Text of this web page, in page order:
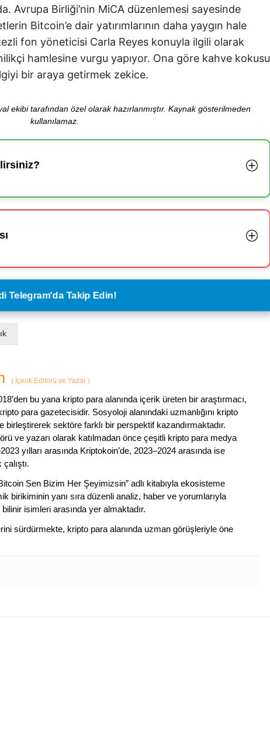
Avrupa Birliği’nin MiCA düzenlemesi sayesinde
Bitcoin’e dair yatırımlarının daha yaygın hale
fon yöneticisi Carla Reyes konuyla ilgili olarak
hamlesine vurgu yapıyor. Ona göre kahve kokusu
bir araya getirmek zekice.
ekibi tarafından özel olarak hazırlanmıştır. Kaynak gösterilmeden
kullanılamaz.
Telegram'da Takip Edin!
( İçerik Editörü ve Yazar )
bu yana kripto para alanında içerik üreten bir araştırmacı,
para gazetecisidir. Sosyoloji alanındaki uzmanlığını kripto
birleştirerek sektöre farklı bir perspektif kazandırmaktadır.
ve yazarı olarak katılmadan önce çeşitli kripto para medya
yılları arasında Kriptokoin’de, 2023–2024 arasında ise
Sen Bizim Her Şeyimizsin” adlı kitabıyla ekosisteme
birikiminin yanı sıra düzenli analiz, haber ve yorumlarıyla
isimleri arasında yer almaktadır.
sürdürmekte, kripto para alanında uzman görüşleriyle öne